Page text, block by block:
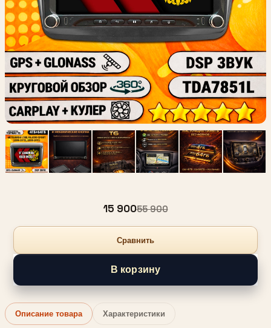
15 90055 900
Сравнить
В корзину
Описание товара Характеристики